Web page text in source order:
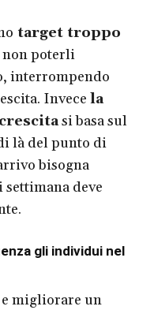
target troppo
non poterli
interrompendo
Invece la
si basa sul
là del punto di
bisogna
deve
gli individui nel
migliorare un